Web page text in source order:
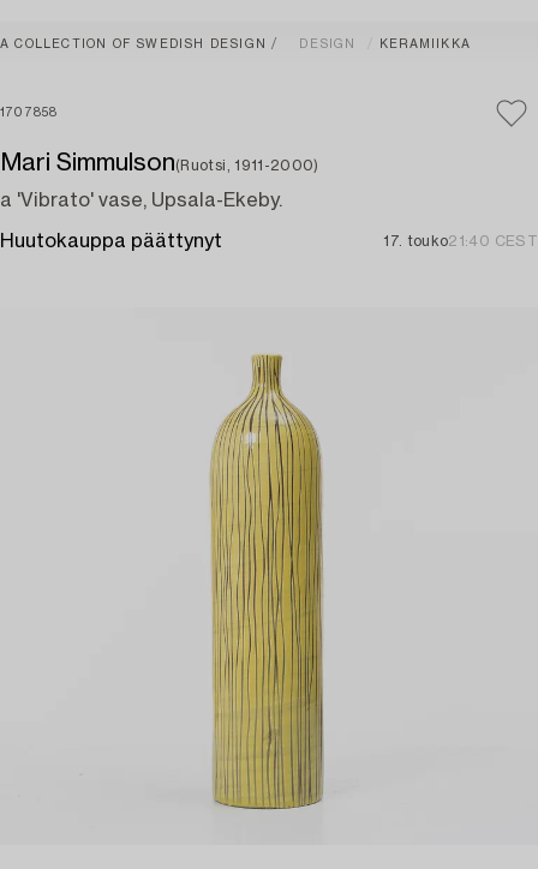
A COLLECTION OF SWEDISH DESIGN DESIGN KERAMIIKKA
1707858
Mari Simmulson(Ruotsi, 1911-2000)
a 'Vibrato' vase, Upsala-Ekeby.
Huutokauppa päättynyt 17. touko21:40 CEST